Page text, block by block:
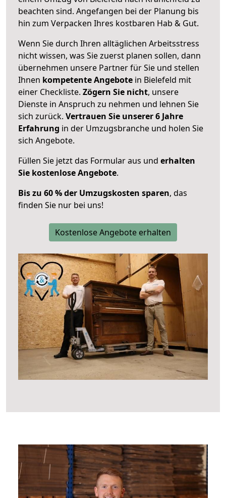
beachten sind. Angefangen bei der Planung bis
hin zum Verpacken Ihres kostbaren Hab & Gut.
Wenn Sie durch Ihren alltäglichen Arbeitsstress
nicht wissen, was Sie zuerst planen sollen, dann
übernehmen unsere Partner für Sie und stellen
Ihnen kompetente Angebote in Bielefeld mit
einer Checkliste. Zögern Sie nicht, unsere
Dienste in Anspruch zu nehmen und lehnen Sie
sich zurück. Vertrauen Sie unserer 6 Jahre
Erfahrung in der Umzugsbranche und holen Sie
sich Angebote.
Füllen Sie jetzt das Formular aus und erhalten
Sie kostenlose Angebote.
Bis zu 60 % der Umzugskosten sparen, das
finden Sie nur bei uns!
Kostenlose Angebote erhalten